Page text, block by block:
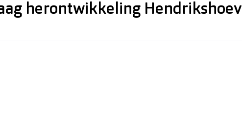
herontwikkeling